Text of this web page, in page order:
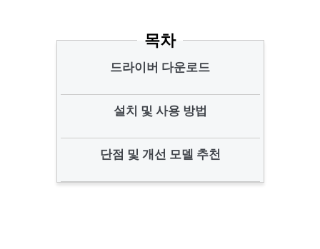
목차
드라이버 다운로드
설치 및 사용 방법
단점 및 개선 모델 추천